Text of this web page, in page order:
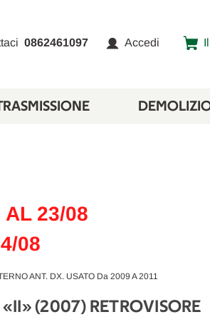
0862461097 Accedi
AL 23/08
08
ANT. DX. USATO Da 2009 A 2011
(2007) RETROVISORE